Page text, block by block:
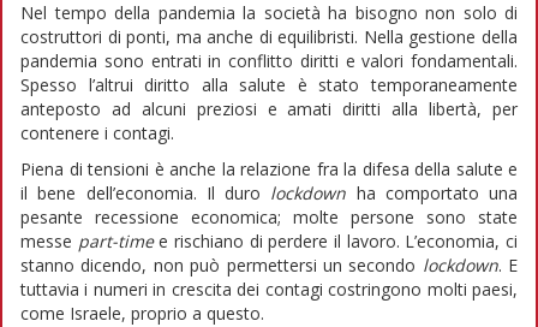
Nel tempo della pandemia la società ha bisogno non solo di
costruttori di ponti, ma anche di equilibristi. Nella gestione della
pandemia sono entrati in conflitto diritti e valori fondamentali.
Spesso l’altrui diritto alla salute è stato temporaneamente
anteposto ad alcuni preziosi e amati diritti alla libertà, per
contenere i contagi.
Piena di tensioni è anche la relazione fra la difesa della salute e
il bene dell’economia. Il duro lockdown ha comportato una
pesante recessione economica; molte persone sono state
messe part-timee rischiano di perdere il lavoro. L’economia, ci
stanno dicendo, non può permettersi un secondo lockdown. E
tuttavia i numeri in crescita dei contagi costringono molti paesi,
come Israele, proprio a questo.